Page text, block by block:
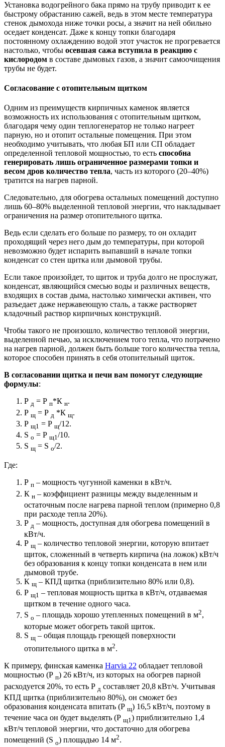
Установка водогрейного бака прямо на трубу приводит к ее
быстрому обрастанию сажей, ведь в этом месте температура
стенок дымохода ниже точки росы, а значит на ней обильно
оседает конденсат. Даже к концу топки благодаря
постоянному охлаждению водой этот участок не прогревается
настолько, чтобы осевшая сажа вступила в реакцию с
кислородом в составе дымовых газов, а значит самоочищения
трубы не будет.
Согласование с отопительным щитком
Одним из преимуществ кирпичных каменок является
возможность их использования с отопительным щитком,
благодаря чему один теплогенератор не только нагреет
парную, но и отопит остальные помещения. При этом
необходимо учитывать, что любая БП или СП обладает
определенной тепловой мощностью, то есть способна
генерировать лишь ограниченное размерами топки и
весом дров количество тепла, часть из которого (20–40%)
тратится на нагрев парной.
Следовательно, для обогрева остальных помещений доступно
лишь 60–80% выделенной тепловой энергии, что накладывает
ограничения на размер отопительного щитка.
Ведь если сделать его больше по размеру, то он охладит
проходящий через него дым до температуры, при которой
невозможно будет испарить выпавший в начале топки
конденсат со стен щитка или дымовой трубы.
Если такое произойдет, то щиток и труба долго не прослужат,
конденсат, являющийся смесью воды и различных веществ,
входящих в состав дыма, настолько химически активен, что
разъедает даже нержавеющую сталь, а также растворяет
кладочный раствор кирпичных конструкций.
Чтобы такого не произошло, количество тепловой энергии,
выделенной печью, за исключением того тепла, что потрачено
на нагрев парной, должен быть больше того количества тепла,
которое способен принять в себя отопительный щиток.
В согласовании щитка и печи вам помогут следующие
формулы:
Р д = Р п*К н.
Р щ = Р д *К щ.
Р щ1 = Р щ/12.
S о = Р щ1/10.
S щ = S о/2.
Где:
Р п – мощность чугунной каменки в кВт/ч.
К н – коэффициент разницы между выделенным и
остаточным после нагрева парной теплом (примерно 0,8
при расходе тепла 20%).
Р д – мощность, доступная для обогрева помещений в
кВт/ч.
Р щ – количество тепловой энергии, которую впитает
щиток, сложенный в четверть кирпича (на ложок) кВт/ч
без образования к концу топки конденсата в нем или
дымовой трубе.
К щ – КПД щитка (приблизительно 80% или 0,8).
Р щ1 – тепловая мощность щитка в кВт/ч, отдаваемая
щитком в течение одного часа.
S о – площадь хорошо утепленных помещений в м2,
которые может обогреть такой щиток.
S щ – общая площадь греющей поверхности
отопительного щитка в м2.
К примеру, финская каменка Harvia 22 обладает тепловой
мощностью (Р п) 26 кВт/ч, из которых на обогрев парной
расходуется 20%, то есть Р д составляет 20,8 кВт/ч. Учитывая
КПД щитка (приблизительно 80%), он сможет без
образования конденсата впитать (Р щ) 16,5 кВт/ч, поэтому в
течение часа он будет выделять (Р щ1) приблизительно 1,4
кВт/ч тепловой энергии, что достаточно для обогрева
помещений (S о) площадью 14 м2.